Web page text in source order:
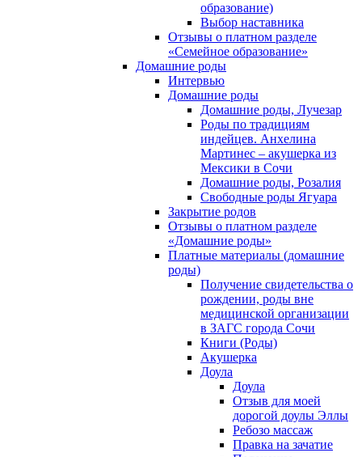
образование)
Выбор наставника
Отзывы о платном разделе
«Семейное образование»
Домашние роды
Интервью
Домашние роды
Домашние роды, Лучезар
Роды по традициям
индейцев. Анхелина
Мартинес – акушерка из
Мексики в Сочи
Домашние роды, Розалия
Свободные роды Ягуара
Закрытие родов
Отзывы о платном разделе
«Домашние роды»
Платные материалы (домашние
роды)
Получение свидетельства о
рождении, роды вне
медицинской организации
в ЗАГС города Сочи
Книги (Роды)
Акушерка
Доула
Доула
Отзыв для моей
дорогой доулы Эллы
Ребозо массаж
Правка на зачатие